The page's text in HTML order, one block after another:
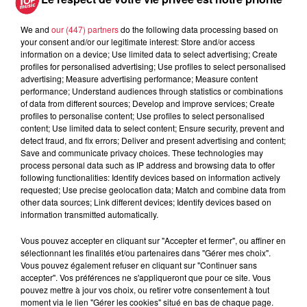
À découvrir également
We and our (447) partnersdo the following data processing based on
your consent and/or our legitimate interest: Store and/or access
information on a device; Use limited data to select advertising; Create
profiles for personalised advertising; Use profiles to select personalised
advertising; Measure advertising performance; Measure content
performance; Understand audiences through statistics or combinations
of data from different sources; Develop and improve services; Create
profiles to personalise content; Use profiles to select personalised
content; Use limited data to select content; Ensure security, prevent and
detect fraud, and fix errors; Deliver and present advertising and content;
Save and communicate privacy choices. These technologies may
process personal data such as IP address and browsing data to offer
following functionalities: Identify devices based on information actively
requested; Use precise geolocation data; Match and combine data from
other data sources; Link different devices; Identify devices based on
information transmitted automatically.
Vous pouvez accepter en cliquant sur "Accepter et fermer", ou affiner en
sélectionnant les finalités et/ou partenaires dans "Gérer mes choix".
Vous pouvez également refuser en cliquant sur "Continuer sans
accepter". Vos préférences ne s'appliqueront que pour ce site. Vous
pouvez mettre à jour vos choix, ou retirer votre consentement à tout
moment via le lien "Gérer les cookies" situé en bas de chaque page.